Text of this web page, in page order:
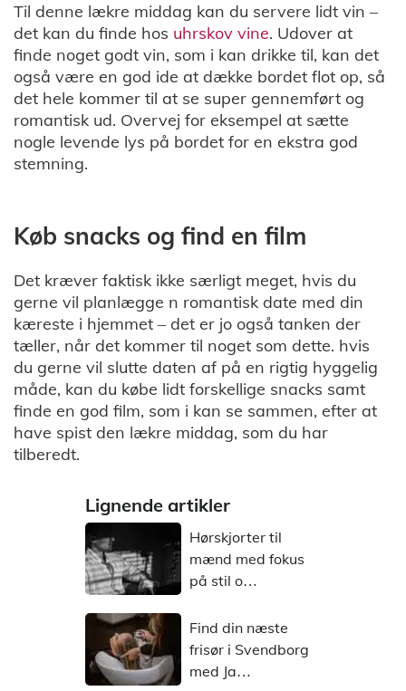
Til denne lækre middag kan du servere lidt vin –
det kan du finde hos uhrskov vine. Udover at
finde noget godt vin, som i kan drikke til, kan det
også være en god ide at dække bordet flot op, så
det hele kommer til at se super gennemført og
romantisk ud. Overvej for eksempel at sætte
nogle levende lys på bordet for en ekstra god
stemning.
Køb snacks og find en film
Det kræver faktisk ikke særligt meget, hvis du
gerne vil planlægge n romantisk date med din
kæreste i hjemmet – det er jo også tanken der
tæller, når det kommer til noget som dette. hvis
du gerne vil slutte daten af på en rigtig hyggelig
måde, kan du købe lidt forskellige snacks samt
finde en god film, som i kan se sammen, efter at
have spist den lækre middag, som du har
tilberedt.
Lignende artikler
Hørskjorter til
mænd med fokus
på stil o…
Find din næste
frisør i Svendborg
med Ja…